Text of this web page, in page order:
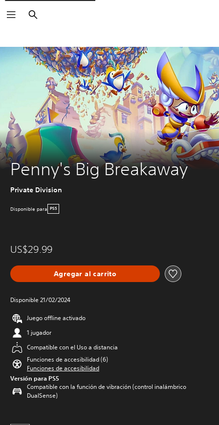
Buscar
Penny's Big Breakaway
Private Division
Disponible para PS5
US$29.99
Agregar al carrito
Disponible 21/02/2024
Juego offline activado
1 jugador
Compatible con el Uso a distancia
Funciones de accesibilidad (6)
Funciones de accesibilidad
Versión para PS5
Compatible con la función de vibración (control inalámbrico
DualSense)